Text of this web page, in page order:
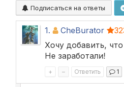
Подписаться на ответы
1. CheBurator
Хочу добавить,
Не заработали!
+ – Ответить 1